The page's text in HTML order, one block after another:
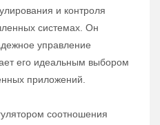
и контроля
системах. Он
управление
его идеальным выбором
приложений.
соотношения